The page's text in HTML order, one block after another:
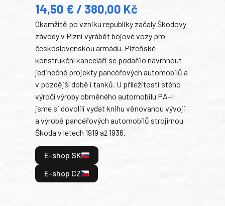
14,50 € / 380,00 Kč
Okamžitě po vzniku republiky začaly Škodovy
závody v Plzni vyrábět bojové vozy pro
československou armádu. Plzeňské
konstrukční kanceláři se podařilo navrhnout
jedinečné projekty pancéřových automobilů a
v pozdější době i tanků. U příležitosti stého
výročí výroby obrněného automobilu PA-II
jsme si dovolili vydat knihu věnovanou vývoji
a výrobě pancéřových automobilů strojírnou
Škoda v letech 1919 až 1936.
E-shop SK
E-shop CZ